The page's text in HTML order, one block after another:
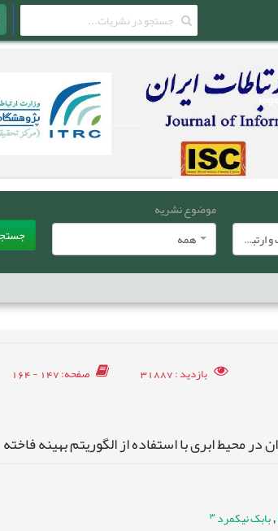
فصلنامه فناوری اطلاعات و ارتباطات ایران
موضوع نشریه
همه
بازدید: 31887 صفحه: 147 - 164
در محیط ابری با استفاده از الگوریتم بهینه فاخته
,بابک نیکمرد3